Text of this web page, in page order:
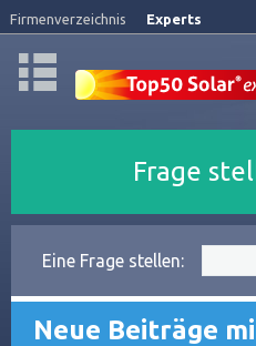
Firmenverzeichnis Experts
Frage
Eine Frage stellen:
Neue Beiträge